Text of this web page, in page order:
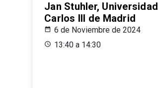
Jan Stuhler, Universidad
Carlos III de Madrid
6 de Noviembre de 2024
13:40 a 14:30